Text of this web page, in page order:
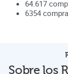
64.617
6354
Sobre los